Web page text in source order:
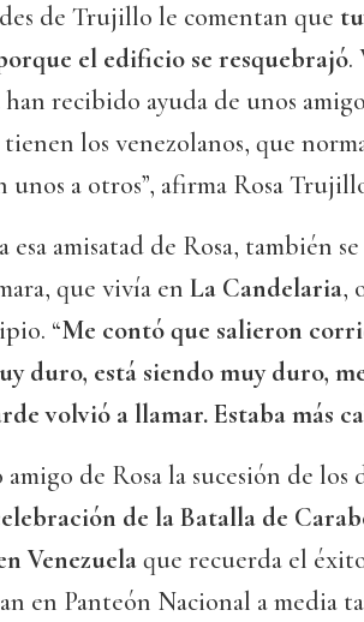
de Trujillo le comentan que
el edificio se resquebrajó.
recibido ayuda de unos
los venezolanos, que
unos a otros”, afirma Rosa
esa amisatad de Rosa, también se
que vivía en La Candelaria,
“Me contó que salieron
duro, está siendo muy duro,
volvió a llamar. Estaba más
de Rosa la sucesión de
de la Batalla de
Venezuelaque recuerda el
en Panteón Nacional a